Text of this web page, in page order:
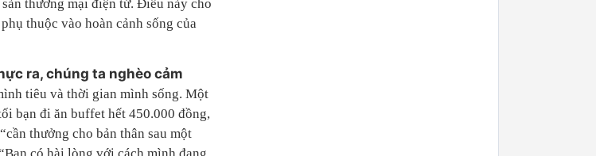
thương mại điện tử. Điều này cho
thuộc vào hoàn cảnh sống của
ra, chúng ta nghèo cảm
tiêu và thời gian mình sống. Một
bạn đi ăn buffet hết 450.000 đồng,
thưởng cho bản thân sau một